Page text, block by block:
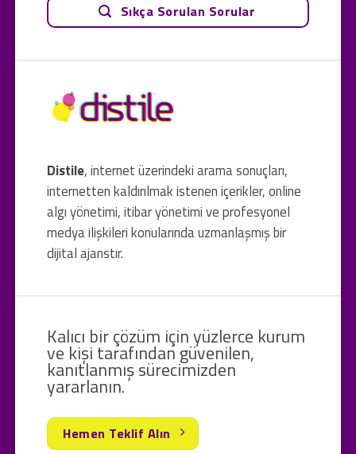
Distile, internet üzerindeki arama sonuçları,
internetten kaldırılmak istenen içerikler, online
algı yönetimi, itibar yönetimi ve profesyonel
medya ilişkileri konularında uzmanlaşmış bir
dijital ajanstır.
Sıkça Sorulan Sorular
Kalıcı bir çözüm için yüzlerce kurum
ve kişi tarafından güvenilen,
kanıtlanmış sürecimizden
yararlanın.
Hemen Teklif Alın